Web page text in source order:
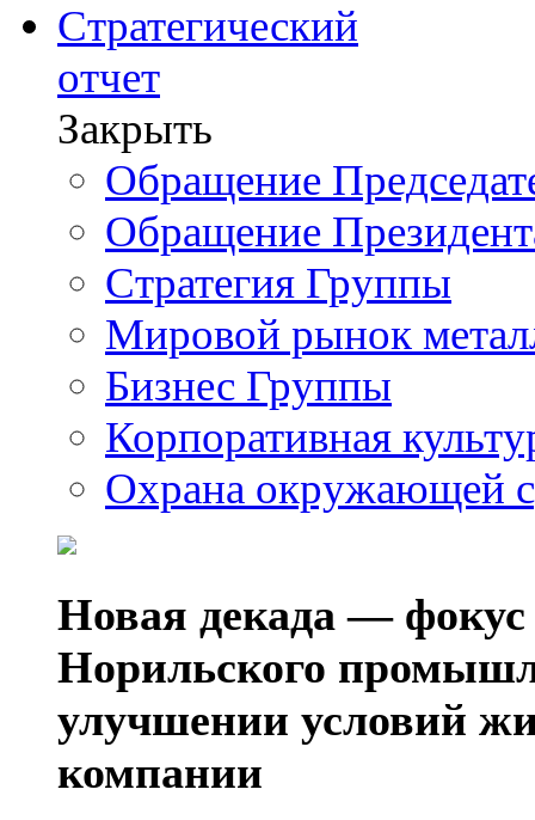
Стратегический
отчет
Закрыть
Обращение
Обращение
Стратегия Группы
Мировой рынок
Бизнес Группы
Корпоративная
Охрана окружающей
Новая декада — фокус
Норильского
улучшении условий
компании